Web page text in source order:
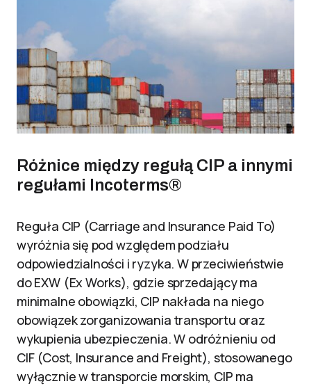
Różnice między regułą CIP a innymi
regułami Incoterms®
Reguła CIP (Carriage and Insurance Paid To)
wyróżnia się pod względem podziału
odpowiedzialności i ryzyka. W przeciwieństwie
do EXW (Ex Works), gdzie sprzedający ma
minimalne obowiązki, CIP nakłada na niego
obowiązek zorganizowania transportu oraz
wykupienia ubezpieczenia. W odróżnieniu od
CIF (Cost, Insurance and Freight), stosowanego
wyłącznie w transporcie morskim, CIP ma